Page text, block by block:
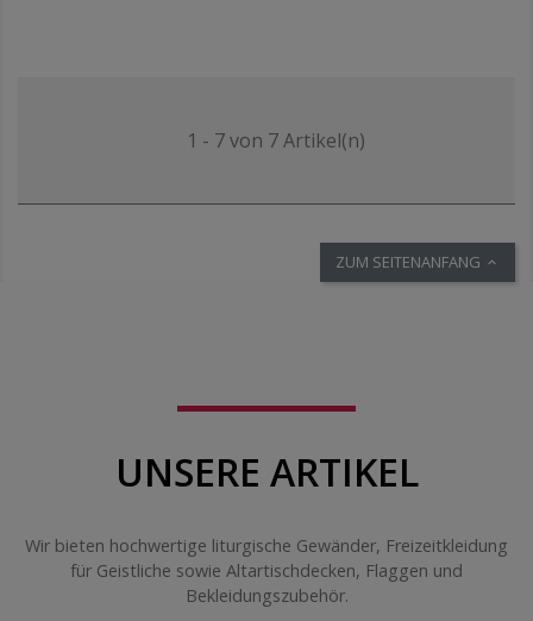
1 - 7 von 7 Artikel(n)
ZUM SEITENANFANG 
UNSERE ARTIKEL
Wir bieten hochwertige liturgische Gewänder, Freizeitkleidung
für Geistliche sowie Altartischdecken, Flaggen und
Bekleidungszubehör.